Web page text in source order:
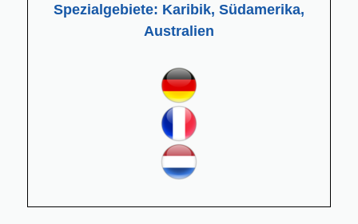
Spezialgebiete: Karibik, Südamerika,
Australien